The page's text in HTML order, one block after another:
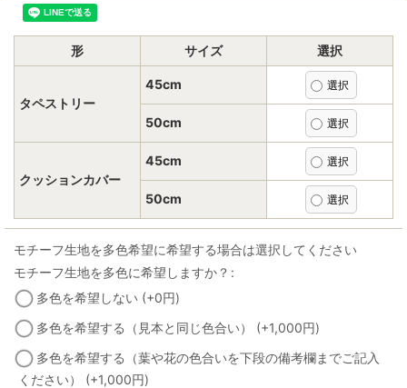
形 サイズ 選択
タペストリー
45cm
50cm
クッションカバー
45cm
50cm
モチーフ生地を多色希望に希望する場合は選択してください
モチーフ生地を多色に希望しますか？ :
多色を希望しない (+0円)
多色を希望する（見本と同じ色合い） (+1,000円)
多色を希望する（葉や花の色合いを下段の備考欄までご記入
ください） (+1,000円)